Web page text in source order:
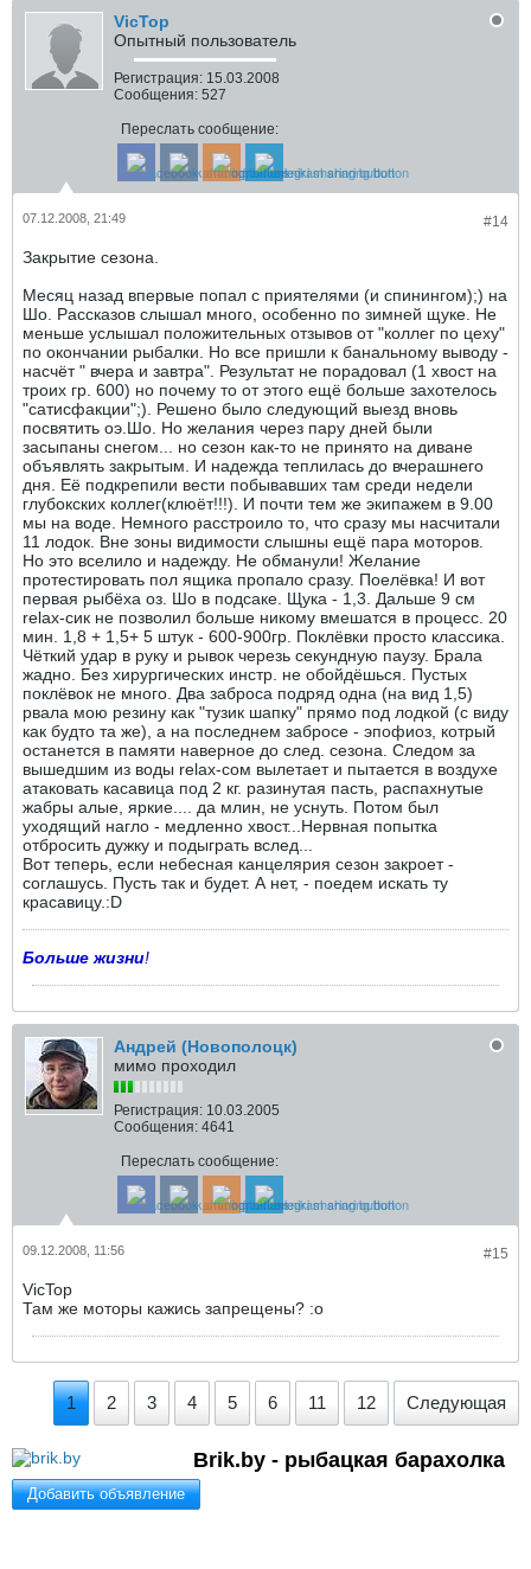
VicTop
Опытный пользователь
Регистрация: 15.03.2008
Сообщения: 527
Переслать сообщение:
#14
07.12.2008, 21:49
Закрытие сезона.
Месяц назад впервые попал с приятелями (и спинингом);) на
Шо. Рассказов слышал много, особенно по зимней щуке. Не
меньше услышал положительных отзывов от "коллег по цеху"
по окончании рыбалки. Но все пришли к банальному выводу -
насчёт " вчера и завтра". Результат не порадовал (1 хвост на
троих гр. 600) но почему то от этого ещё больше захотелось
"сатисфакции";). Решено было следующий выезд вновь
посвятить оэ.Шо. Но желания через пару дней были
засыпаны снегом... но сезон как-то не принято на диване
объявлять закрытым. И надежда теплилась до вчерашнего
дня. Её подкрепили вести побывавших там среди недели
глубокских коллег(клюёт!!!). И почти тем же экипажем в 9.00
мы на воде. Немного расстроило то, что сразу мы насчитали
11 лодок. Вне зоны видимости слышны ещё пара моторов.
Но это вселило и надежду. Не обманули! Желание
протестировать пол ящика пропало сразу. Поелёвка! И вот
первая рыбёха оз. Шо в подсаке. Щука - 1,3. Дальше 9 см
relax-сик не позволил больше никому вмешатся в процесс. 20
мин. 1,8 + 1,5+ 5 штук - 600-900гр. Поклёвки просто классика.
Чёткий удар в руку и рывок черезь секундную паузу. Брала
жадно. Без хирургических инстр. не обойдёшься. Пустых
поклёвок не много. Два заброса подряд одна (на вид 1,5)
рвала мою резину как "тузик шапку" прямо под лодкой (с виду
как будто та же), а на последнем забросе - эпофиоз, котрый
останется в памяти наверное до след. сезона. Следом за
вышедшим из воды relаx-сом вылетает и пытается в воздухе
атаковать касавица под 2 кг. разинутая пасть, распахнутые
жабры алые, яркие.... да млин, не уснуть. Потом был
уходящий нагло - медленно хвост...Нервная попытка
отбросить дужку и подыграть вслед...
Вот теперь, если небесная канцелярия сезон закроет -
соглашусь. Пусть так и будет. А нет, - поедем искать ту
красавицу.:D
Больше жизни!
Андрей (Новополоцк)
мимо проходил
Регистрация: 10.03.2005
Сообщения: 4641
Переслать сообщение:
#15
09.12.2008, 11:56
VicTop
Там же моторы кажись запрещены? :о
1 2 3 4 5 6 11 12 Следующая
Brik.by - рыбацкая барахолка
Добавить объявление